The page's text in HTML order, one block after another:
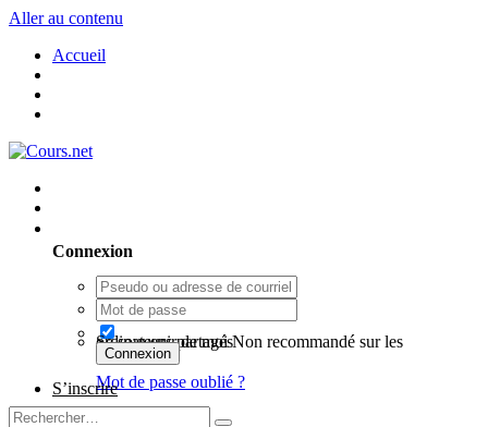
Aller au contenu
Accueil
Connexion
Se souvenir de moi
Non recommandé sur les ordinateurs partagés
Connexion
Mot de passe oublié ?
S’inscrire